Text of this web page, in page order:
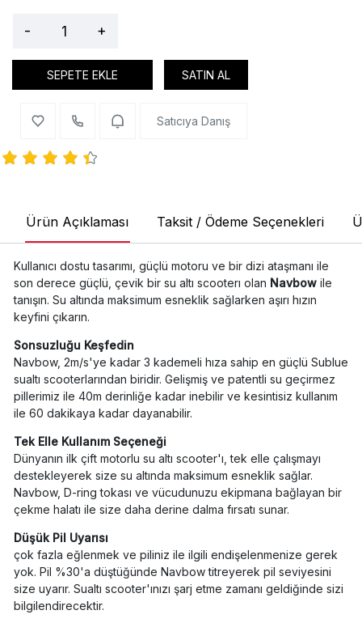
- +
SEPETE EKLE SATIN AL
Satıcıya Danış
Ürün Açıklaması Taksit / Ödeme Seçenekleri
Kullanıcı dostu tasarımı, güçlü motoru ve bir dizi ataşmanı ile
son derece güçlü, çevik bir su altı scooterı olan Navbowile
tanışın. Su altında maksimum esneklik sağlarken aşırı hızın
keyfini çıkarın.
Sonsuzluğu Keşfedin
Navbow, 2m/s'ye kadar 3 kademeli hıza sahip en güçlü Sublue
sualtı scooterlarından biridir. Gelişmiş ve patentli su geçirmez
pillerimiz ile 40m derinliğe kadar inebilir ve kesintisiz kullanım
ile 60 dakikaya kadar dayanabilir.
Tek Elle Kullanım Seçeneği
Dünyanın ilk çift motorlu su altı scooter'ı, tek elle çalışmayı
destekleyerek size su altında maksimum esneklik sağlar.
Navbow, D-ring tokası ve vücudunuzu ekipmana bağlayan bir
çekme halatı ile size daha derine dalma fırsatı sunar.
Düşük Pil Uyarısı
çok fazla eğlenmek ve piliniz ile ilgili endişelenmenize gerek
yok. Pil %30'a düştüğünde Navbow titreyerek pil seviyesini
size uyarır. Sualtı scooter'ınızı şarj etme zamanı geldiğinde sizi
bilgilendirecektir.